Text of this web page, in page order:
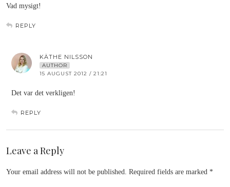
Vad mysigt!
REPLY
KÄTHE NILSSON
AUTHOR
15 AUGUST 2012 / 21:21
Det var det verkligen!
REPLY
Leave a Reply
Your email address will not be published. Required fields are marked *